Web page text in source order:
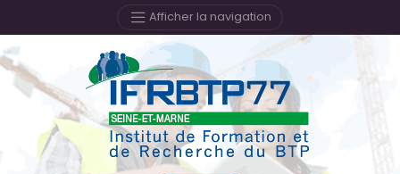
Afficher la navigation